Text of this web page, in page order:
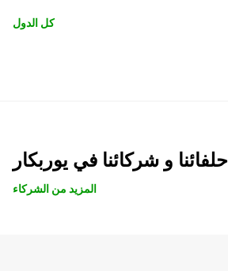
كل الدول
حلفائنا و شركائنا في يوربكار
المزيد من الشركاء